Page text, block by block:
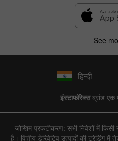
See
हिन्दी
इंस्टाफॉरेक्सब्रांड एक
जोखिम प्रकटीकरण: सभी निवेशों में किसी
है। वित्तीय डेरिवेटिव उत्पादों की ट्रेडिंग